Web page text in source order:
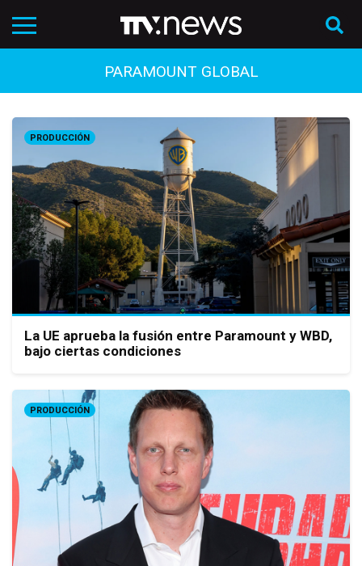
PARAMOUNT GLOBAL
PRODUCCIÓN
La UE aprueba la fusión entre Paramount y WBD,
bajo ciertas condiciones
PRODUCCIÓN